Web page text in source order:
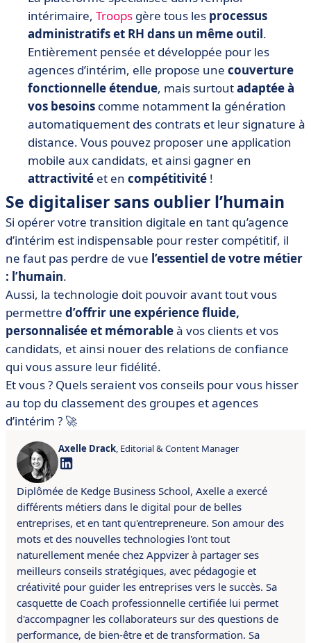
intérimaire, Troops gère tous les processus
administratifs et RH dans un même outil.
Entièrement pensée et développée pour les
agences d’intérim, elle propose une couverture
fonctionnelle étendue, mais surtoutadaptée à
vos besoins comme notamment la génération
automatiquement des contrats et leur signature à
distance. Vous pouvez proposer une application
mobile aux candidats, et ainsi gagner en
attractivité et en compétitivité !
Se digitaliser sans oublier l’humain
Si opérer votre transition digitale en tant qu’agence
d’intérim est indispensable pour rester compétitif, il
ne faut pas perdre de vue l’essentiel de votre métier
: l’humain.
Aussi, la technologie doit pouvoir avant tout vous
permettre d’offrir une expérience fluide,
personnalisée et mémorableà vos clients et vos
candidats, et ainsi nouer des relations de confiance
qui vous assure leur fidélité.
Et vous ? Quels seraient vos conseils pour vous hisser
au top du classement des groupes et agences
d’intérim ? 🚀
Axelle Drack, Editorial & Content Manager
Diplômée de Kedge Business School, Axelle a exercé
différents métiers dans le digital pour de belles
entreprises, et en tant qu'entrepreneure. Son amour des
mots et des nouvelles technologies l'ont tout
naturellement menée chez Appvizer à partager ses
meilleurs conseils stratégiques, avec pédagogie et
créativité pour guider les entreprises vers le succès. Sa
casquette de Coach professionnelle certifiée lui permet
d'accompagner les collaborateurs sur des questions de
performance, de bien-être et de transformation. Sa